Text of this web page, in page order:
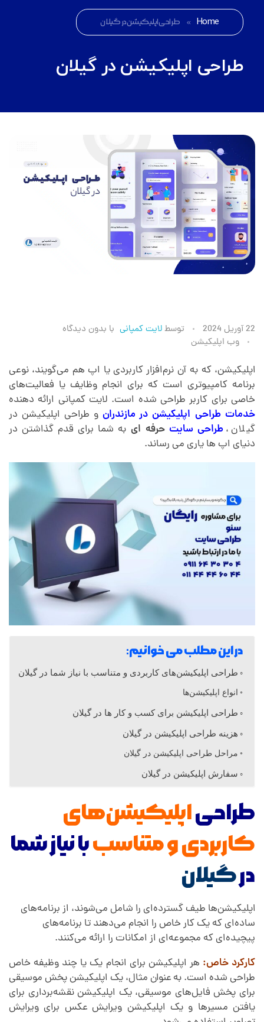
Home
» طراحی اپلیکیشن در گیلان
طراحی اپلیکیشن در گیلان
ط
ر
ا
ح
ی
ک
ش
ن
ر
گ
ی
ل
ا
ن
22 آوریل 2024 توسطلایت کمپانی با بدون دیدگاه
وب اپلیکیشن
اپلیکیشن، که به آن نرم‌افزار کاربردی یا اپ هم می‌گویند، نوعی
برنامه کامپیوتری است که برای انجام وظایف یا فعالیت‌های
خاصی برای کاربر طراحی شده است. لایت کمپانی ارائه دهنده
خدمات طراحی اپلیکیشن در مازندران و طراحی اپلیکیشن در
گیلان ،طراحی سایت حرفه ای به شما برای قدم گذاشتن در
دنیای اپ ها یاری می رساند.
در این مطلب می خوانیم:
طراحی اپلیکیشن‌های کاربردی و متناسب با نیاز شما در گیلان
انواع اپلیکیشن‌ها
طراحی اپلیکیشن برای کسب و کار ها در گیلان
هزینه طراحی اپلیکیشن در گیلان
مراحل طراحی اپلیکیشن در گیلان
سفارش اپلیکیشن در گیلان
طراحیاپلیکیشن‌های
کاربردی و متناسببا نیاز شما
درگیلان
اپلیکیشن‌ها طیف گسترده‌ای را شامل می‌شوند، از برنامه‌های
ساده‌ای که یک کار خاص را انجام می‌دهند تا برنامه‌های
پیچیده‌ای که مجموعه‌ای از امکانات را ارائه می‌کنند.
کارکرد خاص: هر اپلیکیشن برای انجام یک یا چند وظیفه خاص
طراحی شده است. به عنوان مثال، یک اپلیکیشن پخش موسیقی
برای پخش فایل‌های موسیقی، یک اپلیکیشن نقشه‌برداری برای
یافتن مسیرها و یک اپلیکیشن ویرایش عکس برای ویرایش